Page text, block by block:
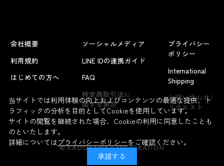
よくあるお問い合わせ
会社概要
利用規約
はじめての方へ
ソーシャルメディア
LINE IDの連携ガイド
FAQ
特定商取引法に
関する表示
プライバシー
ポリシー
International
Shipping
お問い合わせ/
リクエスト
© KADOKAWA CORPORATION
当サイトでは利用体験の向上およびコンテンツの最適な提供、ト
ラフィックの分析を目的としてCookieを使用しています。
サイトの閲覧を継続された場合、Cookieの利用に同意したことも
のといたします。
詳細についてはプライバシーポリシーをご確認ください。
承諾する